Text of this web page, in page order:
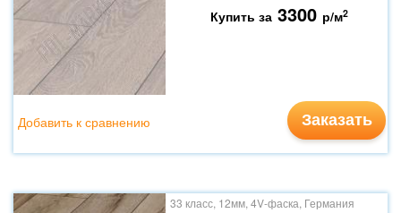
Купить за 3300 р/м2
Заказать
Добавить к сравнению
33 класс, 12мм, 4V-фаска, Германия